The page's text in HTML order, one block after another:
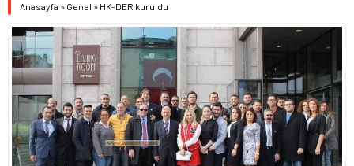
Anasayfa » Genel » HK-DER kuruldu